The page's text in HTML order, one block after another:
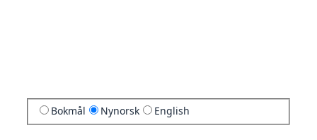
Bokmål Nynorsk English